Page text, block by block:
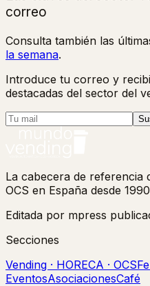
correo
Consulta también las
la semana.
Introduce tu correo y
destacadas del sector del
La cabecera de referencia
OCS en España desde
Editada por mpress
Secciones
Vending · HORECA · OCS
EventosAsociacionesCafé